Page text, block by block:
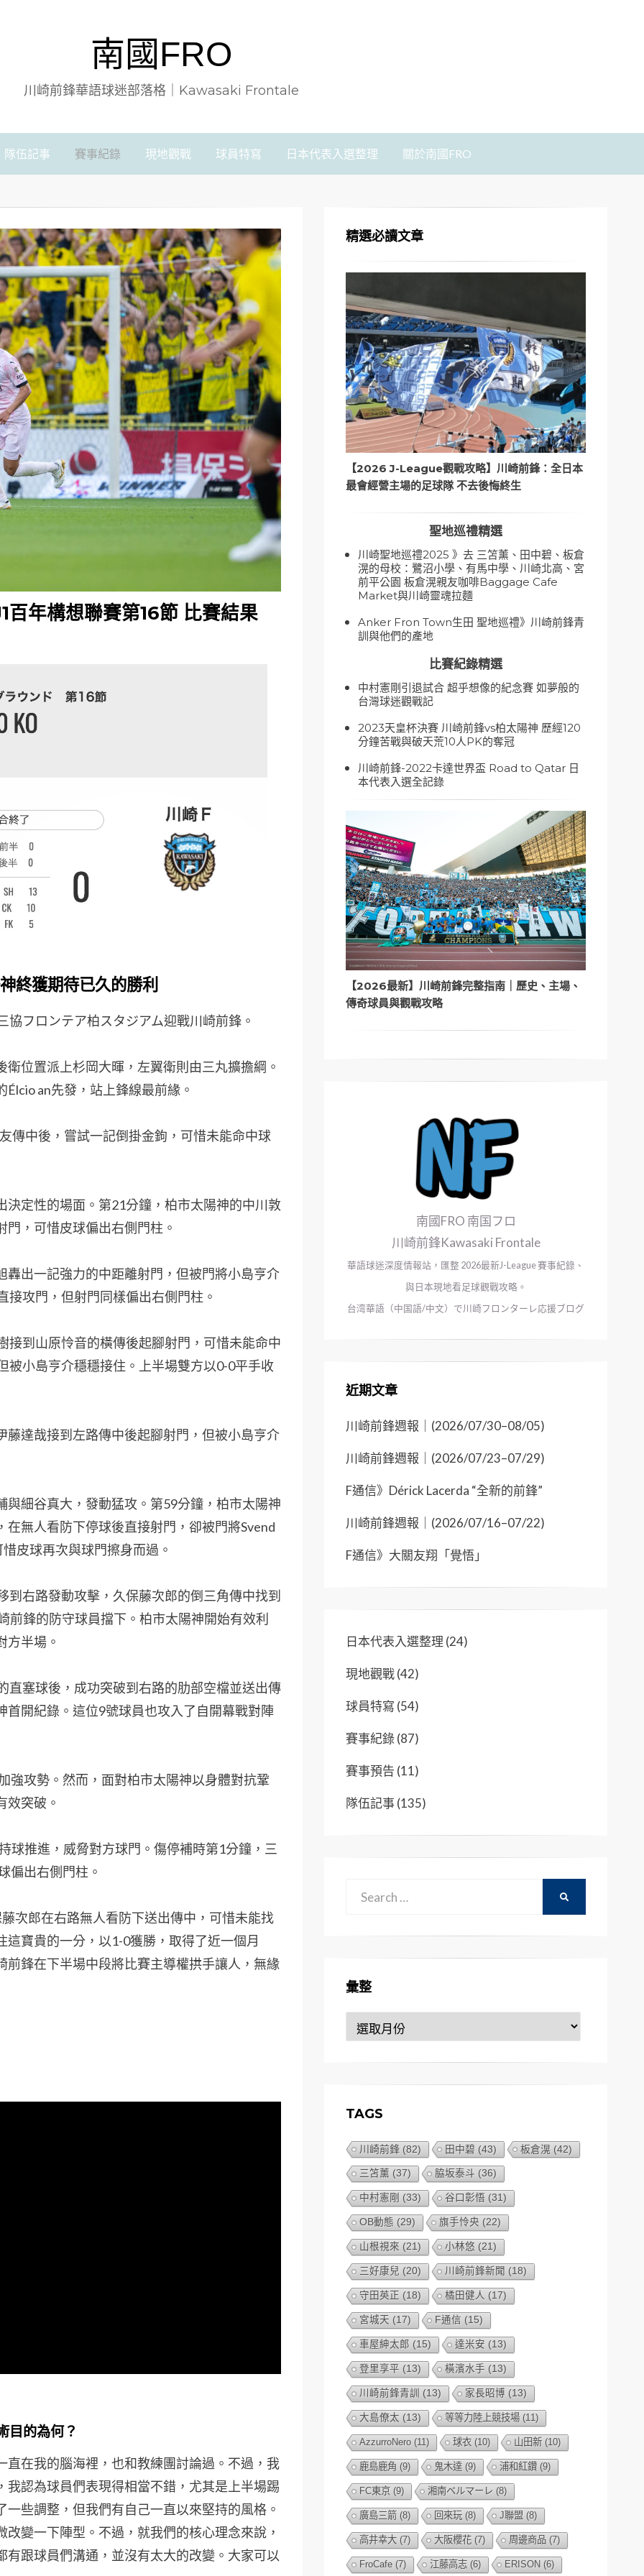
南國FRO
川崎前鋒華語球迷部落格｜Kawasaki Frontale
隊伍記事 賽事紀錄 現地觀戰 球員特寫 日本代表入選整理 關於南國FRO
年構想聯賽第16節 比賽結果
終獲期待已久的勝利
フロンテア柏スタジアム迎戰川崎前鋒。
位置派上杉岡大暉，左翼衛則由三丸擴擔綱。
an先發，站上鋒線最前緣。
傳中後，嘗試一記倒掛金鉤，可惜未能命中球
定性的場面。第21分鐘，柏市太陽神的中川敦
，可惜皮球偏出右側門柱。
出一記強力的中距離射門，但被門將小島亨介
攻門，但射門同樣偏出右側門柱。
到山原怜音的橫傳後起腳射門，可惜未能命中
被小島亨介穩穩接住。上半場雙方以0-0平手收
達哉接到左路傳中後起腳射門，但被小島亨介
細谷真大，發動猛攻。第59分鐘，柏市太陽神
無人看防下停球後直接射門，卻被門將Svend
皮球再次與球門擦身而過。
右路發動攻擊，久保藤次郎的倒三角傳中找到
鋒的防守球員擋下。柏市太陽神開始有效利
方半場。
直塞球後，成功突破到右路的肋部空檔並送出傳
開紀錄。這位9號球員也攻入了自開幕戰對陣
強攻勢。然而，面對柏市太陽神以身體對抗鞏
效突破。
球推進，威脅對方球門。傷停補時第1分鐘，三
偏出右側門柱。
次郎在右路無人看防下送出傳中，可惜未能找
寶貴的一分，以1-0獲勝，取得了近一個月
鋒在下半場中段將比賽主導權拱手讓人，無緣
目的為何？
在我的腦海裡，也和教練團討論過。不過，我
認為球員們表現得相當不錯，尤其是上半場踢
些調整，但我們有自己一直以來堅持的風格。
變一下陣型。不過，就我們的核心理念來說，
跟球員們溝通，並沒有太大的改變。大家可以
精選必讀文章
【2026 J-League觀戰攻略】川崎前鋒：全日本
最會經營主場的足球隊 不去後悔終生
聖地巡禮精選
川崎聖地巡禮2025 》去 三笘薰、田中碧、板倉
滉的母校：鷺沼小學、有馬中學、川崎北高、宮
前平公園 板倉滉親友咖啡Baggage Cafe
Market與川崎靈魂拉麵
Anker Fron Town生田 聖地巡禮》川崎前鋒青
訓與他們的產地
比賽紀錄精選
中村憲剛引退試合 超乎想像的紀念賽 如夢般的
台灣球迷觀戰記
2023天皇杯決賽 川崎前鋒vs柏太陽神 歷經120
分鐘苦戰與破天荒10人PK的奪冠
川崎前鋒-2022卡達世界盃 Road to Qatar 日
本代表入選全記錄
【2026最新】川崎前鋒完整指南｜歷史、主場、
傳奇球員與觀戰攻略
南國FRO 南国フロ
川崎前鋒Kawasaki Frontale
華語球迷深度情報站，匯整 2026最新J-League 賽事紀錄、
與日本現地看足球觀戰攻略。
台湾華語（中国語/中文）で川崎フロンターレ応援ブログ
近期文章
川崎前鋒週報｜(2026/07/30–08/05)
川崎前鋒週報｜(2026/07/23–07/29)
F通信》Dérick Lacerda “全新的前鋒”
川崎前鋒週報｜(2026/07/16–07/22)
F通信》大關友翔「覺悟」
日本代表入選整理 (24)
現地觀戰(42)
球員特寫 (54)
賽事紀錄(87)
賽事預告 (11)
隊伍記事(135)
Search
彙整
彙
整
TAGS
川崎前鋒 (82) 田中碧 (43) 板倉滉 (42)
三笘薰 (37) 脇坂泰斗 (36)
中村憲剛 (33) 谷口彰悟 (31)
OB動態 (29) 旗手怜央 (22)
山根視來 (21) 小林悠 (21)
三好康兒 (20) 川崎前鋒新聞 (18)
守田英正 (18) 橘田健人 (17)
宮城天 (17) F通信 (15)
車屋紳太郎 (15) 達米安 (13)
登里享平 (13) 橫濱水手 (13)
川崎前鋒青訓 (13) 家長昭博 (13)
大島僚太 (13) 等等力陸上競技場 (11)
AzzurroNero (11) 球衣 (10) 山田新 (10)
鹿島鹿角 (9) 鬼木達 (9) 浦和紅鑽 (9)
FC東京 (9) 湘南ベルマーレ (8)
廣島三箭 (8) 回來玩 (8) J聯盟 (8)
高井幸大 (7) 大阪櫻花 (7) 周邊商品 (7)
FroCafe (7) 江藤高志 (6) ERISON (6)